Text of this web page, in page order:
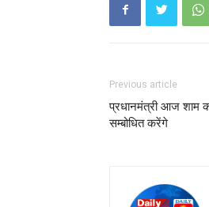
Previous article
प्रधानमंत्री आज शाम
सम्‍बोधित करेंगे